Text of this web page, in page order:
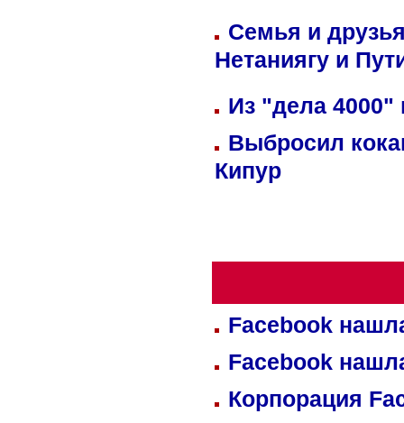
Семья и
Нетаниягу и
Из "дела 4000"
Выбросил
Кипур
Facebook
Facebook
Корпорация